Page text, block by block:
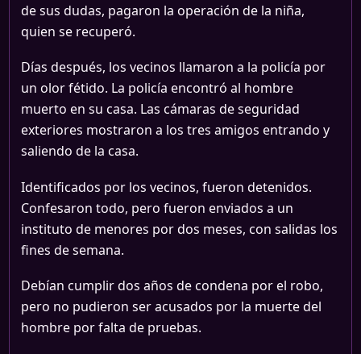
de sus dudas, pagaron la operación de la niña,
quien se recuperó.
Días después, los vecinos llamaron a la policía por
un olor fétido. La policía encontró al hombre
muerto en su casa. Las cámaras de seguridad
exteriores mostraron a los tres amigos entrando y
saliendo de la casa.
Identificados por los vecinos, fueron detenidos.
Confesaron todo, pero fueron enviados a un
instituto de menores por dos meses, con salidas los
fines de semana.
Debían cumplir dos años de condena por el robo,
pero no pudieron ser acusados por la muerte del
hombre por falta de pruebas.